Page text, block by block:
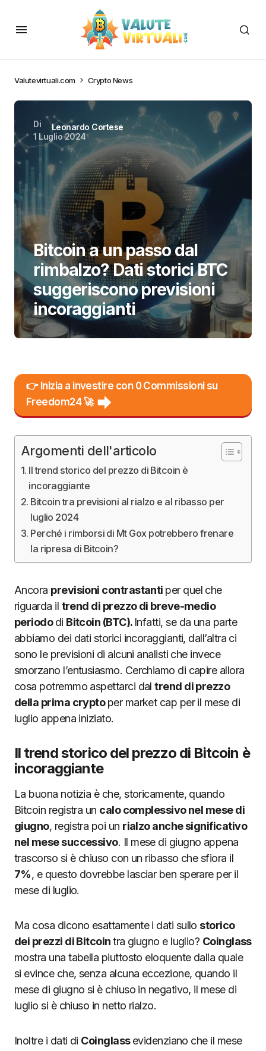
Valutevirtuali.com Crypto News
Di
Leonardo Cortese
1 Luglio 2024
Bitcoin a un passo dal
rimbalzo? Dati storici BTC
suggeriscono previsioni
incoraggianti
👉 Inizia a investire con 0 Commissioni su
Freedom24 🚀
Argomenti dell'articolo
Il trend storico del prezzo di Bitcoin è
incoraggiante
Bitcoin tra previsioni al rialzo e al ribasso per
luglio 2024
Perché i rimborsi di Mt Gox potrebbero frenare
la ripresa di Bitcoin?
Ancora previsioni contrastanti per quel che
riguarda il trend di prezzo di breve-medio
periododi Bitcoin (BTC). Infatti, se da una parte
abbiamo dei dati storici incoraggianti, dall’altra ci
sono le previsioni di alcuni analisti che invece
smorzano l’entusiasmo. Cerchiamo di capire allora
cosa potremmo aspettarci daltrend di prezzo
della prima cryptoper market cap per il mese di
luglio appena iniziato.
Il trend storico del prezzo di Bitcoin è
incoraggiante
La buona notizia è che, storicamente, quando
Bitcoin registra un calo complessivo nel mese di
giugno, registra poi un rialzo anche significativo
nel mese successivo. Il mese di giugno appena
trascorso si è chiuso con un ribasso che sfiora il
7%, e questo dovrebbe lasciar ben sperare per il
mese di luglio.
Ma cosa dicono esattamente i dati sullo storico
dei prezzi di Bitcointra giugno e luglio? Coinglass
mostra una tabella piuttosto eloquente dalla quale
si evince che, senza alcuna eccezione, quando il
mese di giugno si è chiuso in negativo, il mese di
luglio si è chiuso in netto rialzo.
Inoltre i dati di Coinglassevidenziano che il mese